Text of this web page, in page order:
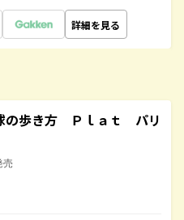
詳細を見る
の歩き方 Ｐｌａｔ パリ
売